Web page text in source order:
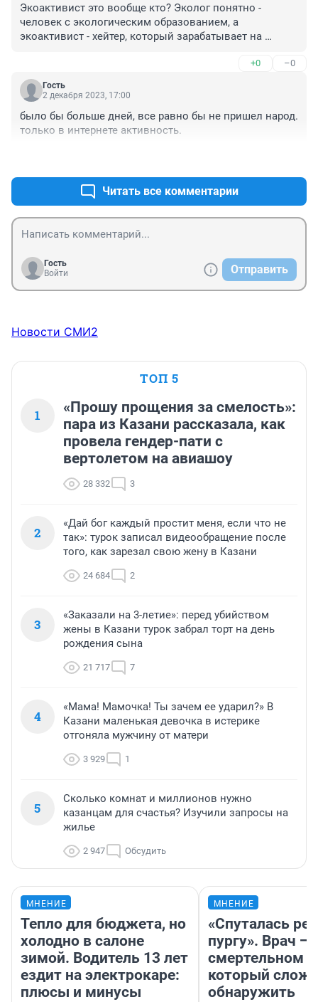
Экоактивист это вообще кто? Эколог понятно -
человек с экологическим образованием, а
экоактивист - хейтер, который зарабатывает на
+0 –0
Гость
2 декабря 2023, 17:00
было бы больше дней, все равно бы не пришел народ.
только в интернете активность.
Читать все комментарии
Гость
Войти
Отправить
Новости СМИ2
ТОП 5
1
«Прошу прощения за смелость»:
пара из Казани рассказала, как
провела гендер-пати с
вертолетом на авиашоу
28 332 3
2
«Дай бог каждый простит меня, если что не
так»: турок записал видеообращение после
того, как зарезал свою жену в Казани
24 684 2
3
«Заказали на 3-летие»: перед убийством
жены в Казани турок забрал торт на день
рождения сына
21 717 7
4
«Мама! Мамочка! Ты зачем ее ударил?» В
Казани маленькая девочка в истерике
отгоняла мужчину от матери
3 929 1
5
Сколько комнат и миллионов нужно
казанцам для счастья? Изучили запросы на
жилье
2 947 Обсудить
МНЕНИЕ
Тепло для бюджета, но
холодно в салоне
зимой. Водитель 13 лет
ездит на электрокаре:
плюсы и минусы
МНЕНИЕ
«Спуталась
пургу». Врач —
смертельном
который
обнаружить